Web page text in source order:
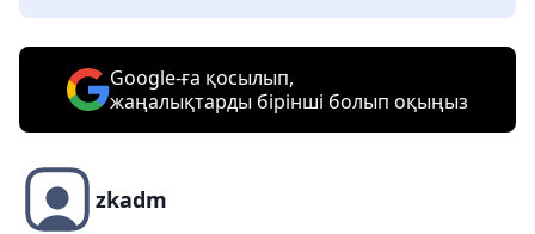
Google-ға қосылып,
жаңалықтарды бірінші болып оқыңыз
zkadm